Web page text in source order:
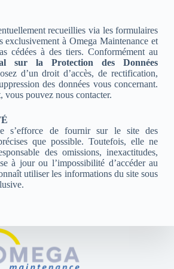
recueillies via les formulaires
exclusivement à Omega Maintenance et
cédées à des tiers. Conformément au
sur la Protection des Données
d’un droit d’accès, de rectification,
des données vous concernant.
vous pouvez nous contacter.
s’efforce de fournir sur le site des
que possible. Toutefois, elle ne
des omissions, inexactitudes,
à jour ou l’impossibilité d’accéder au
utiliser les informations du site sous